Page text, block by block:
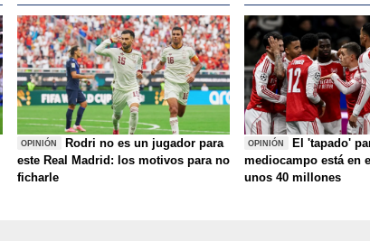
OPINIÓN
Rodri no es un jugador para
este Real Madrid: los motivos para no
ficharle
OPINIÓN
El 'tapado'
mediocampo está en
unos 40 millones